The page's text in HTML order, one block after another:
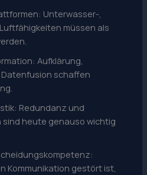
Unterwasser-,
müssen als
Aufklärung,
schaffen
Redundanz und
heute genauso wichtig
Kommunikation gestört ist,